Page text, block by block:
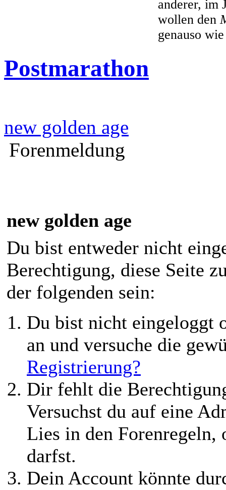
anderer, im
wollen den
genauso
Postmarathon
new golden age
Forenmeldung
new golden age
Du bist entweder nicht
Berechtigung, diese Seite
der folgenden sein:
Du bist nicht eingeloggt
an und versuche die
Registrierung?
Dir fehlt die
Versuchst du auf eine
Lies in den Forenregeln,
darfst.
Dein Account könnte